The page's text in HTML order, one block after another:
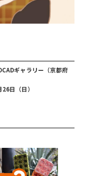
ギャラリー（京都府
日（日）